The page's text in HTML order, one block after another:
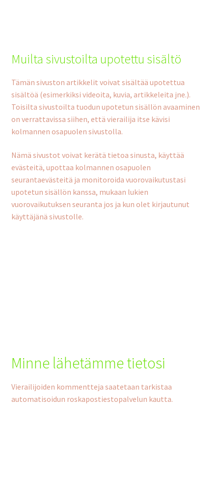
Muilta sivustoilta upotettu sisältö
Tämän sivuston artikkelit voivat sisältää upotettua
sisältöä (esimerkiksi videoita, kuvia, artikkeleita jne.).
Toisilta sivustoilta tuodun upotetun sisällön avaaminen
on verrattavissa siihen, että vierailija itse kävisi
kolmannen osapuolen sivustolla.
Nämä sivustot voivat kerätä tietoa sinusta, käyttää
evästeitä, upottaa kolmannen osapuolen
seurantaevästeitä ja monitoroida vuorovaikutustasi
upotetun sisällön kanssa, mukaan lukien
vuorovaikutuksen seuranta jos ja kun olet kirjautunut
käyttäjänä sivustolle.
Minne lähetämme tietosi
Vierailijoiden kommentteja saatetaan tarkistaa
automatisoidun roskapostiestopalvelun kautta.